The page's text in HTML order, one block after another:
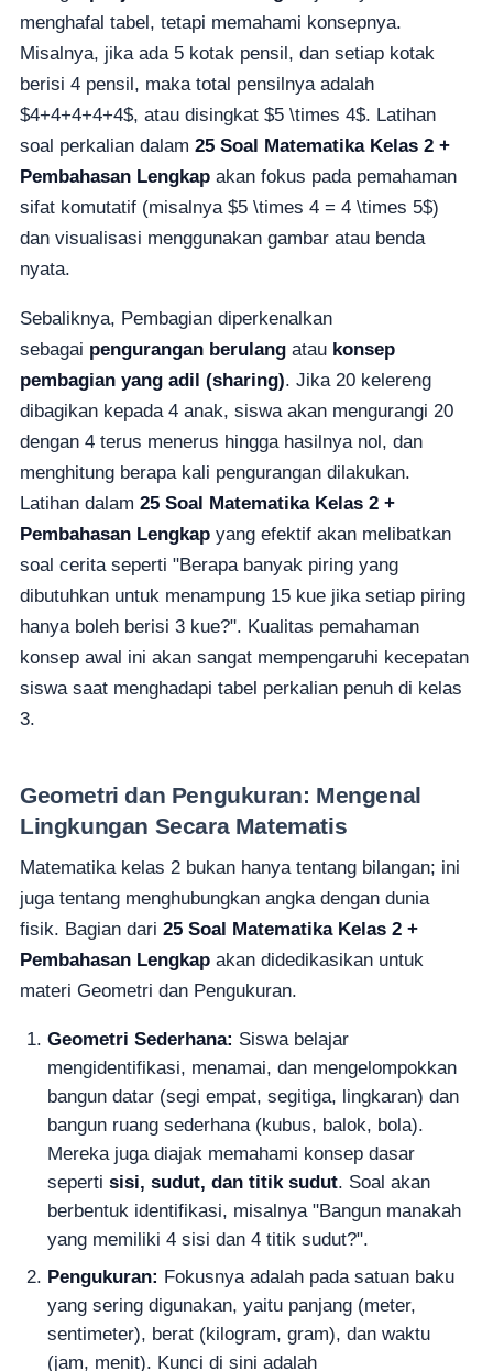
menghafal tabel, tetapi memahami konsepnya.
Misalnya, jika ada 5 kotak pensil, dan setiap kotak
berisi 4 pensil, maka total pensilnya adalah
$4+4+4+4+4$, atau disingkat $5 \times 4$. Latihan
soal perkalian dalam 25 Soal Matematika Kelas 2 +
Pembahasan Lengkap akan fokus pada pemahaman
sifat komutatif (misalnya $5 \times 4 = 4 \times 5$)
dan visualisasi menggunakan gambar atau benda
nyata.
Sebaliknya, Pembagian diperkenalkan
sebagai pengurangan berulang atau konsep
pembagian yang adil (sharing). Jika 20 kelereng
dibagikan kepada 4 anak, siswa akan mengurangi 20
dengan 4 terus menerus hingga hasilnya nol, dan
menghitung berapa kali pengurangan dilakukan.
Latihan dalam 25 Soal Matematika Kelas 2 +
Pembahasan Lengkap yang efektif akan melibatkan
soal cerita seperti "Berapa banyak piring yang
dibutuhkan untuk menampung 15 kue jika setiap piring
hanya boleh berisi 3 kue?". Kualitas pemahaman
konsep awal ini akan sangat mempengaruhi kecepatan
siswa saat menghadapi tabel perkalian penuh di kelas
3.
Geometri dan Pengukuran: Mengenal
Lingkungan Secara Matematis
Matematika kelas 2 bukan hanya tentang bilangan; ini
juga tentang menghubungkan angka dengan dunia
fisik. Bagian dari 25 Soal Matematika Kelas 2 +
Pembahasan Lengkap akan didedikasikan untuk
materi Geometri dan Pengukuran.
Geometri Sederhana: Siswa belajar
mengidentifikasi, menamai, dan mengelompokkan
bangun datar (segi empat, segitiga, lingkaran) dan
bangun ruang sederhana (kubus, balok, bola).
Mereka juga diajak memahami konsep dasar
seperti sisi, sudut, dan titik sudut. Soal akan
berbentuk identifikasi, misalnya "Bangun manakah
yang memiliki 4 sisi dan 4 titik sudut?".
Pengukuran: Fokusnya adalah pada satuan baku
yang sering digunakan, yaitu panjang (meter,
sentimeter), berat (kilogram, gram), dan waktu
(jam, menit). Kunci di sini adalah